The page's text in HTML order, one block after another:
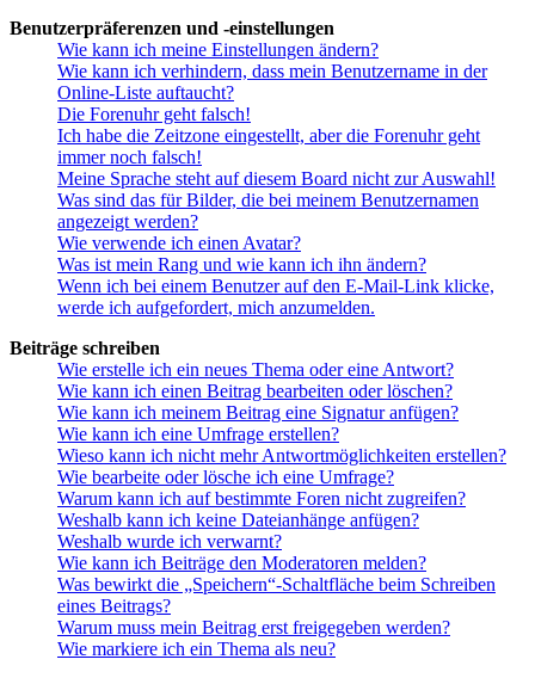
Benutzerpräferenzen und -einstellungen
Wie kann ich meine Einstellungen ändern?
Wie kann ich verhindern, dass mein Benutzername in der
Online-Liste auftaucht?
Die Forenuhr geht falsch!
Ich habe die Zeitzone eingestellt, aber die Forenuhr geht
immer noch falsch!
Meine Sprache steht auf diesem Board nicht zur Auswahl!
Was sind das für Bilder, die bei meinem Benutzernamen
angezeigt werden?
Wie verwende ich einen Avatar?
Was ist mein Rang und wie kann ich ihn ändern?
Wenn ich bei einem Benutzer auf den E-Mail-Link klicke,
werde ich aufgefordert, mich anzumelden.
Beiträge schreiben
Wie erstelle ich ein neues Thema oder eine Antwort?
Wie kann ich einen Beitrag bearbeiten oder löschen?
Wie kann ich meinem Beitrag eine Signatur anfügen?
Wie kann ich eine Umfrage erstellen?
Wieso kann ich nicht mehr Antwortmöglichkeiten erstellen?
Wie bearbeite oder lösche ich eine Umfrage?
Warum kann ich auf bestimmte Foren nicht zugreifen?
Weshalb kann ich keine Dateianhänge anfügen?
Weshalb wurde ich verwarnt?
Wie kann ich Beiträge den Moderatoren melden?
Was bewirkt die „Speichern“-Schaltfläche beim Schreiben
eines Beitrags?
Warum muss mein Beitrag erst freigegeben werden?
Wie markiere ich ein Thema als neu?